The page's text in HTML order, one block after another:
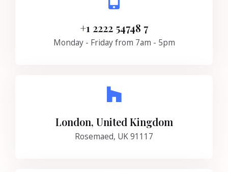
+1 2222 54748 7
Monday - Friday from 7am - 5pm
London, United Kingdom
Rosemaed, UK 91117